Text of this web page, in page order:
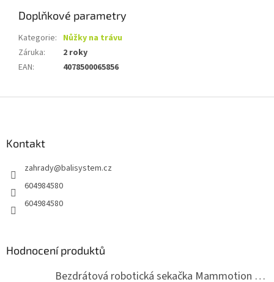
Doplňkové parametry
Kategorie: Nůžky na trávu
Záruka:
2 roky
EAN: 4078500065856
Kontakt
zahrady@balisystem.cz
604984580
604984580
Hodnocení produktů
Bezdrátová robotická sekačka Mammotion LUBA mini 2 1500